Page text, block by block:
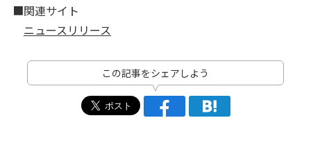
■関連サイト
ニュースリリース
この記事をシェアしよう